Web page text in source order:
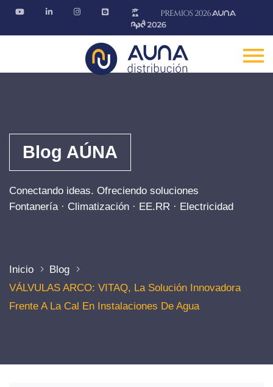
Blog AÚNA
Conectando ideas. Ofreciendo soluciones
Fontanería · Climatización · EE.RR · Electricidad
Inicio
Blog
VÁLVULAS ARCO: VITAQ, La Solución Innovadora
Frente A La Cal En Instalaciones De Agua